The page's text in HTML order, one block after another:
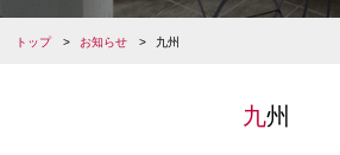
トップ お知らせ 九州
九州